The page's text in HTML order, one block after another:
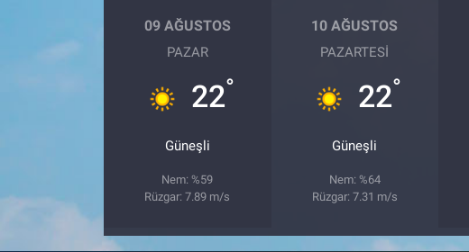
09 AĞUSTOS
PAZAR
22°
Güneşli
Nem: %59
Rüzgar: 7.89 m/s
10 AĞUSTOS
PAZARTESI
22°
Güneşli
Nem: %64
Rüzgar: 7.31 m/s